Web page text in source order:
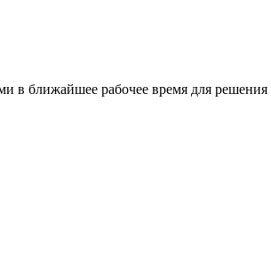
в ближайшее рабочее время для